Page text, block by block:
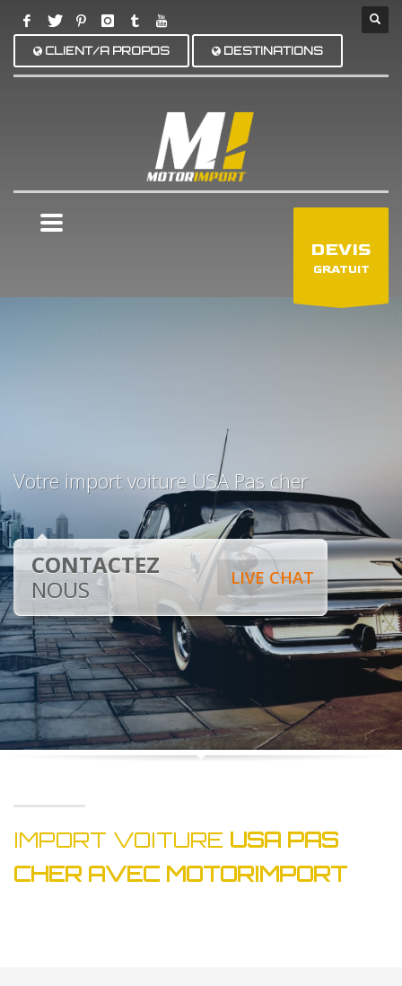
CLIENT/A PROPOS DESTINATIONS
DEVIS
GRATUIT
Votre import voiture USA Pas cher
LIVE CHAT
CONTACTEZ
NOUS
IMPORT VOITURE USA PAS
CHER AVEC MOTORIMPORT